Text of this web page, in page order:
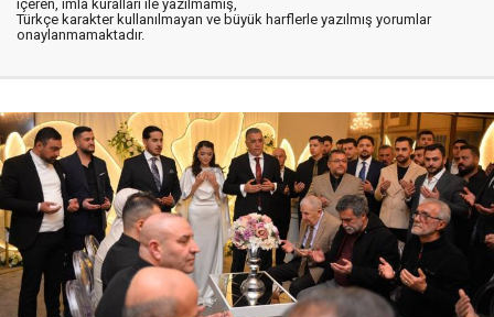
içeren, imla kuralları ile yazılmamış,
Türkçe karakter kullanılmayan ve büyük harflerle yazılmış yorumlar
onaylanmamaktadır.